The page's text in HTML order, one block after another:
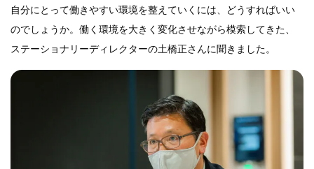
自分にとって働きやすい環境を整えていくには、どうすればいい
のでしょうか。働く環境を大きく変化させながら模索してきた、
ステーショナリーディレクターの土橋正さんに聞きました。